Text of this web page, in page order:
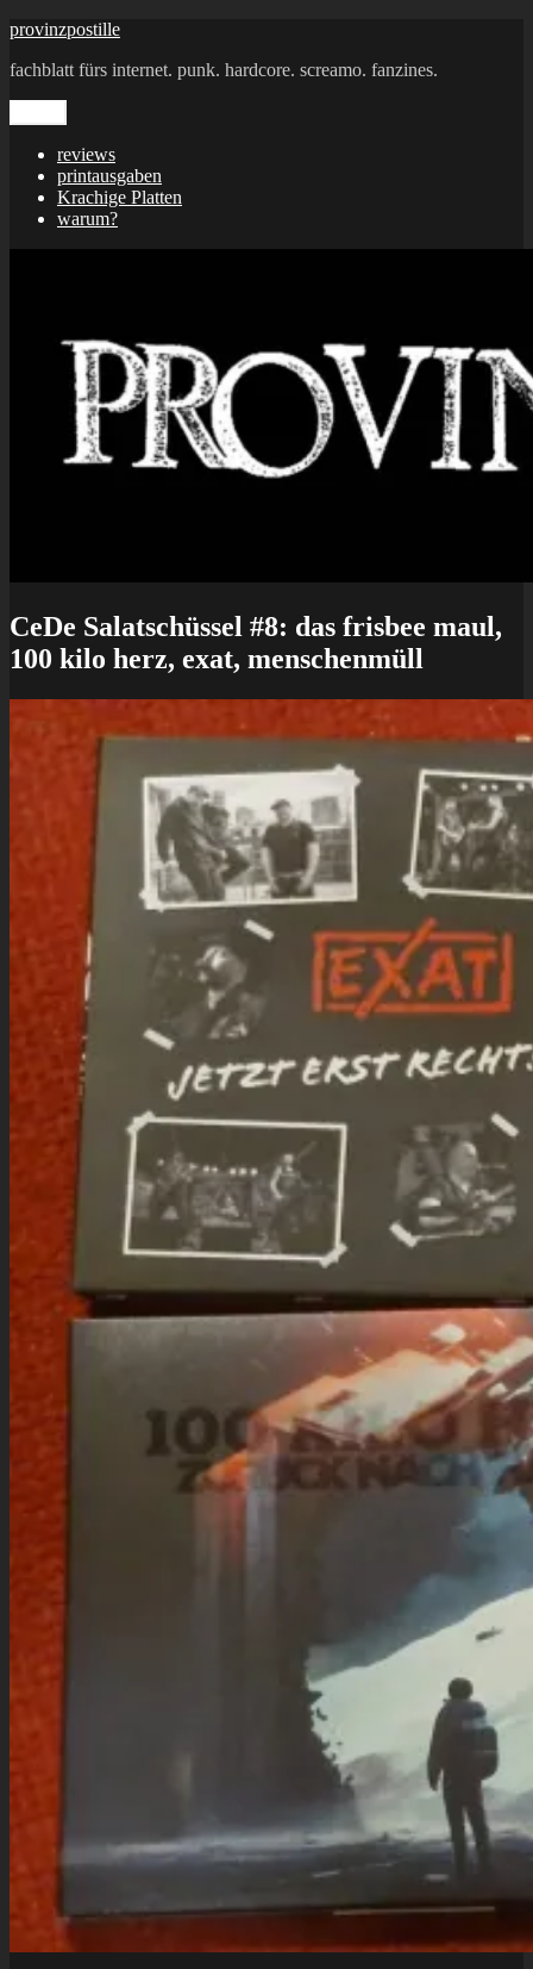
Zum
springen
provinzpostille
fachblatt fürs internet. punk. hardcore. screamo. fanzines.
reviews
printausgaben
Krachige Platten
warum?
CeDe Salatschüssel #8: das frisbee maul,
100 kilo herz, exat, menschenmüll